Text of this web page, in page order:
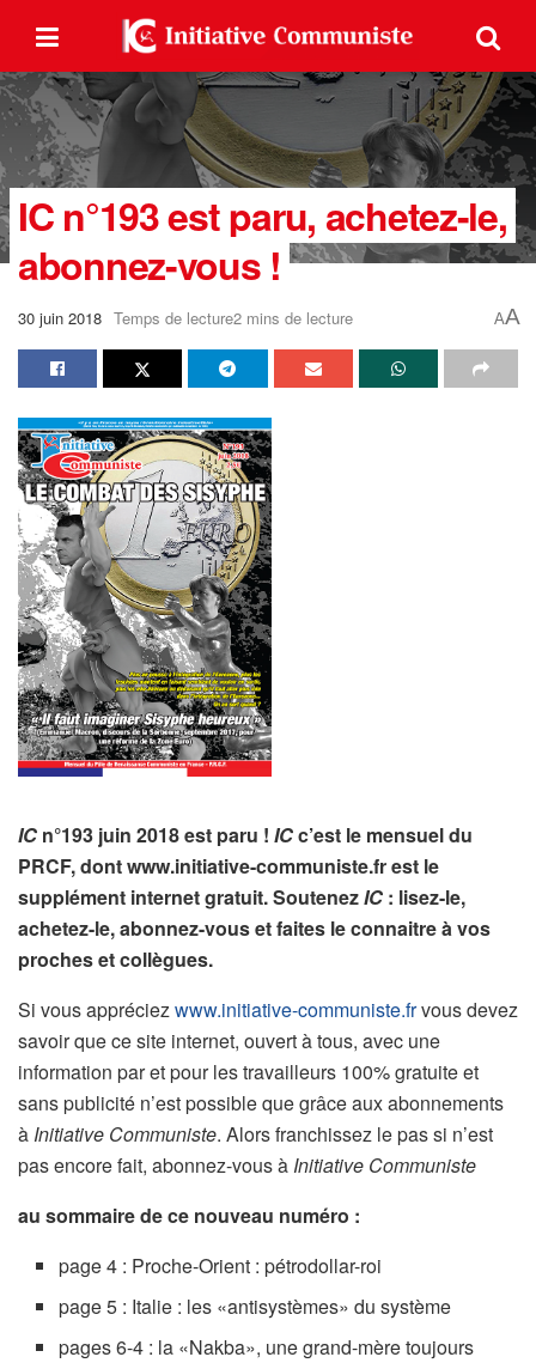
IC n°193 est paru, achetez-le,
abonnez-vous !
30 juin 2018 Temps de lecture2 mins de lecture AA
IC n°193 juin 2018 est paru ! ICc’est le mensuel du
PRCF, dont www.initiative-communiste.fr est le
supplément internet gratuit. SoutenezIC : lisez-le,
achetez-le, abonnez-vous et faites le connaitre à vos
proches et collègues.
Si vous appréciezwww.initiative-communiste.frvous devez
savoir que ce site internet, ouvert à tous, avec une
information par et pour les travailleurs 100% gratuite et
sans publicité n’est possible que grâce aux abonnements
à Initiative Communiste. Alors franchissez le pas si n’est
pas encore fait, abonnez-vous à Initiative Communiste
au sommaire de ce nouveau numéro :
page 4 : Proche-Orient : pétrodollar-roi
page 5 : Italie : les «antisystèmes» du système
pages 6-4 : la «Nakba», une grand-mère toujours